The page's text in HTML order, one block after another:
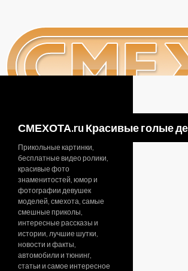
СМЕХОТА.ru Красивые голые
Прикольные картинки,
бесплатные видео ролики,
красивые фото
знаменитостей, юмор и
фотографии девушек
моделей, смехота, самые
смешные приколы,
интересные рассказы и
истории, лучшие шутки,
новости и факты,
автомобили и тюнинг,
статьи и самое интересное